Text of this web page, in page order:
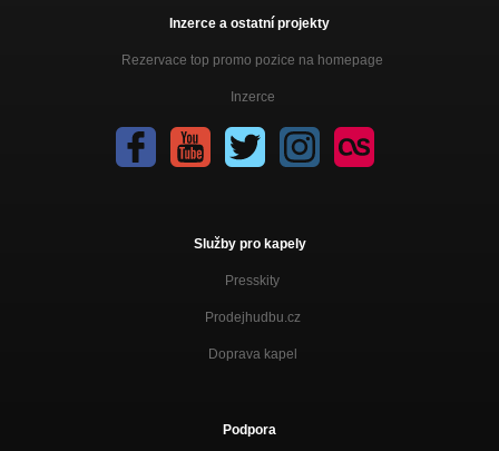
Inzerce a ostatní projekty
Rezervace top promo pozice na homepage
Inzerce
Služby pro kapely
Presskity
Prodejhudbu.cz
Doprava kapel
Podpora